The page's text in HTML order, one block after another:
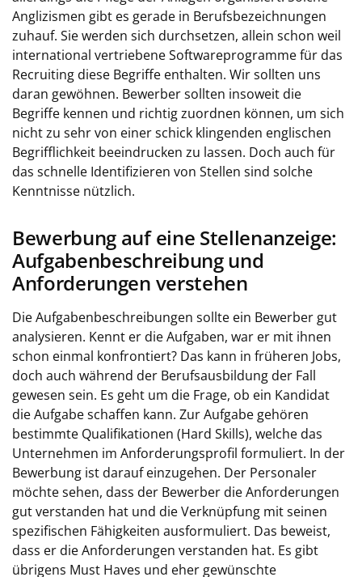
Anglizismen gibt es gerade in Berufsbezeichnungen
zuhauf. Sie werden sich durchsetzen, allein schon weil
international vertriebene Softwareprogramme für das
Recruiting diese Begriffe enthalten. Wir sollten uns
daran gewöhnen. Bewerber sollten insoweit die
Begriffe kennen und richtig zuordnen können, um sich
nicht zu sehr von einer schick klingenden englischen
Begrifflichkeit beeindrucken zu lassen. Doch auch für
das schnelle Identifizieren von Stellen sind solche
Kenntnisse nützlich.
Bewerbung auf eine Stellenanzeige:
Aufgabenbeschreibung und
Anforderungen verstehen
Die Aufgabenbeschreibungen sollte ein Bewerber gut
analysieren. Kennt er die Aufgaben, war er mit ihnen
schon einmal konfrontiert? Das kann in früheren Jobs,
doch auch während der Berufsausbildung der Fall
gewesen sein. Es geht um die Frage, ob ein Kandidat
die Aufgabe schaffen kann. Zur Aufgabe gehören
bestimmte Qualifikationen (Hard Skills), welche das
Unternehmen im Anforderungsprofil formuliert. In der
Bewerbung ist darauf einzugehen. Der Personaler
möchte sehen, dass der Bewerber die Anforderungen
gut verstanden hat und die Verknüpfung mit seinen
spezifischen Fähigkeiten ausformuliert. Das beweist,
dass er die Anforderungen verstanden hat. Es gibt
übrigens Must Haves und eher gewünschte